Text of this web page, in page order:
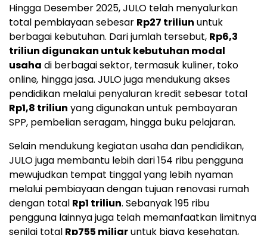
Hingga Desember 2025, JULO telah menyalurkan
total pembiayaan sebesar Rp27 triliun untuk
berbagai kebutuhan. Dari jumlah tersebut, Rp6,3
triliun digunakan untuk kebutuhan modal
usaha di berbagai sektor, termasuk kuliner, toko
online, hingga jasa. JULO juga mendukung akses
pendidikan melalui penyaluran kredit sebesar total
Rp1,8 triliun yang digunakan untuk pembayaran
SPP, pembelian seragam, hingga buku pelajaran.
Selain mendukung kegiatan usaha dan pendidikan,
JULO juga membantu lebih dari 154 ribu pengguna
mewujudkan tempat tinggal yang lebih nyaman
melalui pembiayaan dengan tujuan renovasi rumah
dengan total Rp1 triliun. Sebanyak 195 ribu
pengguna lainnya juga telah memanfaatkan limitnya
senilai total Rp755 miliaruntuk biaya kesehatan,